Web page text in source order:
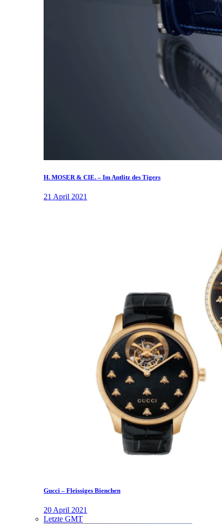
H. MOSER & CIE. – Im Antlitz des Tigers
21 April 2021
Gucci – Fleissiges Bienchen
20 April 2021
Letzte GMT